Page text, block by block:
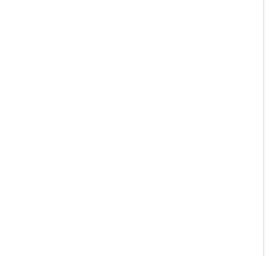
странице